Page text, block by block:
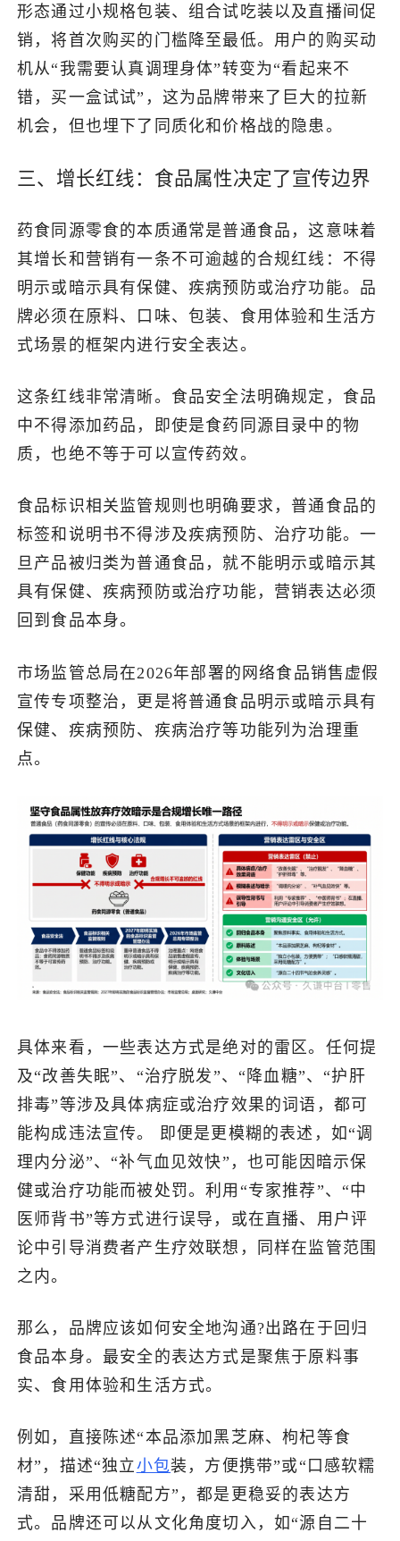
形态通过小规格包装、组合试吃装以及直播间促
销，将首次购买的门槛降至最低。用户的购买动
机从“我需要认真调理身体”转变为“看起来不
错，买一盒试试”，这为品牌带来了巨大的拉新
机会，但也埋下了同质化和价格战的隐患。
三、增长红线：食品属性决定了宣传边界
药食同源零食的本质通常是普通食品，这意味着
其增长和营销有一条不可逾越的合规红线：不得
明示或暗示具有保健、疾病预防或治疗功能。品
牌必须在原料、口味、包装、食用体验和生活方
式场景的框架内进行安全表达。
这条红线非常清晰。食品安全法明确规定，食品
中不得添加药品，即使是食药同源目录中的物
质，也绝不等于可以宣传药效。
食品标识相关监管规则也明确要求，普通食品的
标签和说明书不得涉及疾病预防、治疗功能。一
旦产品被归类为普通食品，就不能明示或暗示其
具有保健、疾病预防或治疗功能，营销表达必须
回到食品本身。
市场监管总局在2026年部署的网络食品销售虚假
宣传专项整治，更是将普通食品明示或暗示具有
保健、疾病预防、疾病治疗等功能列为治理重
点。
具体来看，一些表达方式是绝对的雷区。任何提
及“改善失眠”、“治疗脱发”、“降血糖”、“护肝
排毒”等涉及具体病症或治疗效果的词语，都可
能构成违法宣传。 即便是更模糊的表述，如“调
理内分泌”、“补气血见效快”，也可能因暗示保
健或治疗功能而被处罚。利用“专家推荐”、“中
医师背书”等方式进行误导，或在直播、用户评
论中引导消费者产生疗效联想，同样在监管范围
之内。
那么，品牌应该如何安全地沟通?出路在于回归
食品本身。最安全的表达方式是聚焦于原料事
实、食用体验和生活方式。
例如，直接陈述“本品添加黑芝麻、枸杞等食
材”，描述“独立小包装，方便携带”或“口感软糯
清甜，采用低糖配方”，都是更稳妥的表达方
式。品牌还可以从文化角度切入，如“源自二十